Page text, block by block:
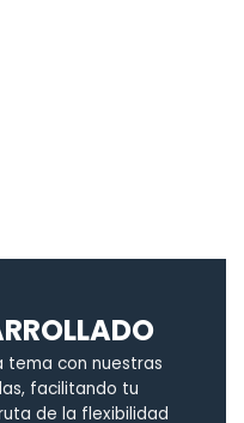
tema con nuestras
facilitando tu
de la flexibilidad